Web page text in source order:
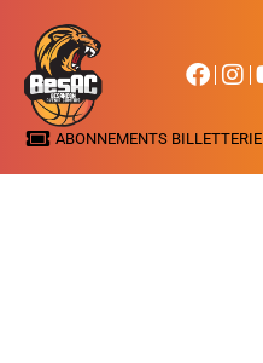
ABONNEMENTS BILLETTERIE